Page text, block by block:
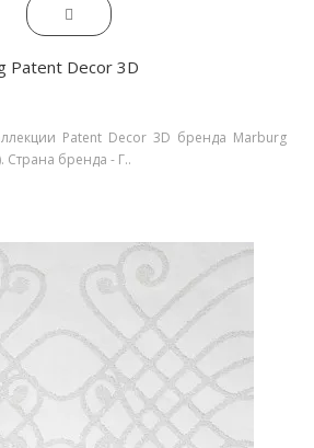
Patent Decor 3D
Patent Decor 3D бренда Marburg
Страна бренда - Г..